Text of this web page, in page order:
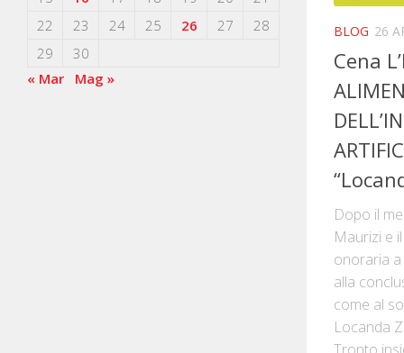
BLOG 26
Cena
Dopo il
Maurizi e
onoraria a
alla
come al
Locanda
22
23 24 25 26 27
28
29
30
« Mar
Mag »